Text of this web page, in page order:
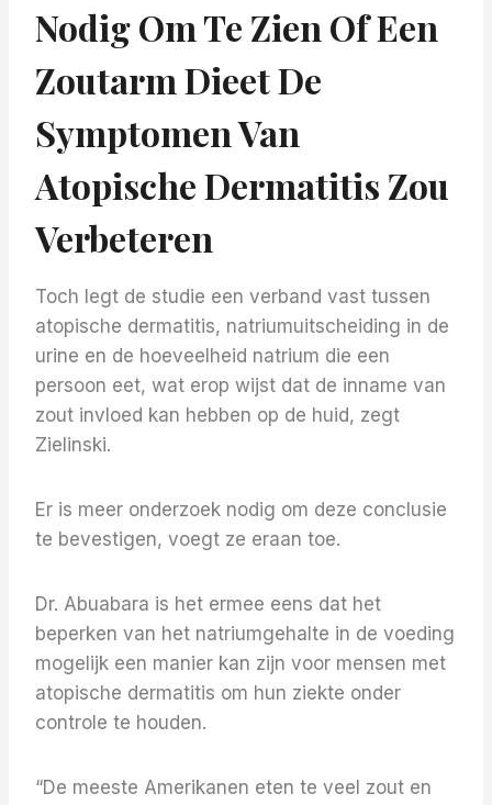
Nodig Om Te Zien Of Een
Zoutarm Dieet De
Symptomen Van
Atopische Dermatitis Zou
Verbeteren
Toch legt de studie een verband vast tussen
atopische dermatitis, natriumuitscheiding in de
urine en de hoeveelheid natrium die een
persoon eet, wat erop wijst dat de inname van
zout invloed kan hebben op de huid, zegt
Zielinski.
Er is meer onderzoek nodig om deze conclusie
te bevestigen, voegt ze eraan toe.
Dr. Abuabara is het ermee eens dat het
beperken van het natriumgehalte in de voeding
mogelijk een manier kan zijn voor mensen met
atopische dermatitis om hun ziekte onder
controle te houden.
“De meeste Amerikanen eten te veel zout en